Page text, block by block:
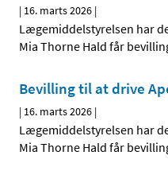
| 16. marts 2026 |
Lægemiddelstyrelsen har
Mia Thorne Hald får
Bevilling til at drive
| 16. marts 2026 |
Lægemiddelstyrelsen har
Mia Thorne Hald får